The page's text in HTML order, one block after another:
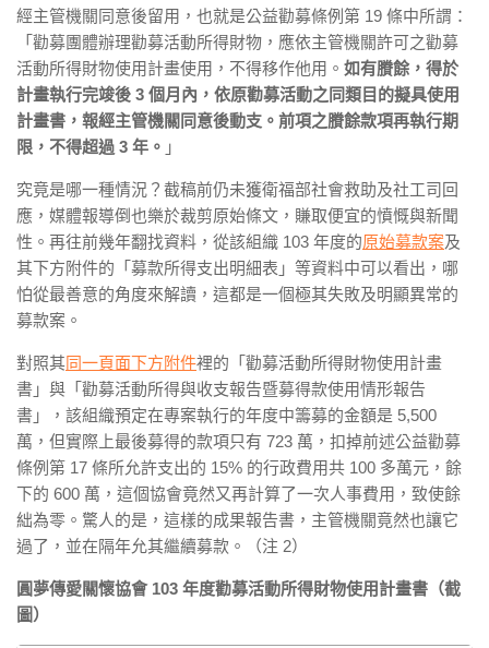
經主管機關同意後留用，也就是公益勸募條例第 19 條中所謂：
「勸募團體辦理勸募活動所得財物，應依主管機關許可之勸募
活動所得財物使用計畫使用，不得移作他用。 如有賸餘，得於
計畫執行完竣後 3 個月內，依原勸募活動之同類目的擬具使用
計畫書，報經主管機關同意後動支。前項之賸餘款項再執行期
限，不得超過 3 年。 」
究竟是哪一種情況？截稿前仍未獲衛福部社會救助及社工司回
應，媒體報導倒也樂於裁剪原始條文，賺取便宜的憤慨與新聞
性。再往前幾年翻找資料，從該組織 103 年度的原始募款案及
其下方附件的「募款所得支出明細表」等資料中可以看出，哪
怕從最善意的角度來解讀，這都是一個極其失敗及明顯異常的
募款案。
對照其同一頁面下方附件裡的「勸募活動所得財物使用計畫
書」與「勸募活動所得與收支報告暨募得款使用情形報告
書」，該組織預定在專案執行的年度中籌募的金額是 5,500
萬，但實際上最後募得的款項只有 723 萬，扣掉前述公益勸募
條例第 17 條所允許支出的 15% 的行政費用共 100 多萬元，餘
下的 600 萬，這個協會竟然又再計算了一次人事費用，致使餘
絀為零。驚人的是，這樣的成果報告書，主管機關竟然也讓它
過了，並在隔年允其繼續募款。（注 2）
圓夢傳愛關懷協會 103 年度勸募活動所得財物使用計畫書（截
圖）